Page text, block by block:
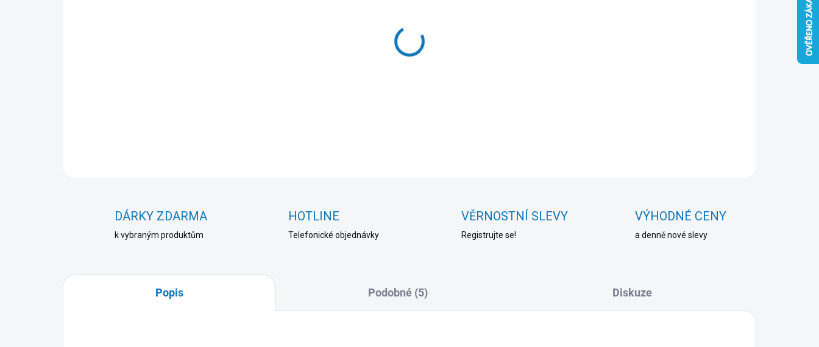
DÁRKY ZDARMA
k vybraným produktům
HOTLINE
Telefonické objednávky
VĚRNOSTNÍ SLEVY
Registrujte se!
VÝHODNÉ CENY
a denně nové slevy
Popis Podobné (5) Diskuze